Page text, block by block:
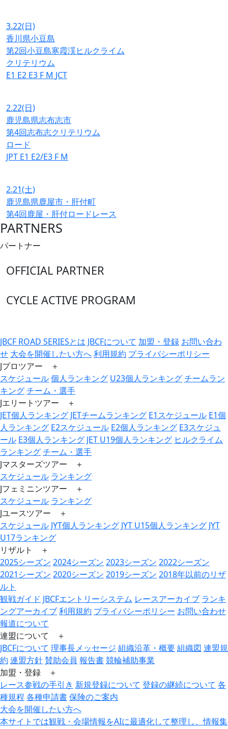
3.22(日)
香川県小豆島
第2回小豆島寒霞渓ヒルクライム
クリテリウム
E1 E2 E3 F M JCT
2.22(日)
鹿児島県志布志市
第4回志布志クリテリウム
ロード
JPT E1 E2/E3 F M
2.21(土)
鹿児島県鹿屋市・肝付町
第4回鹿屋・肝付ロードレース
PARTNERS
パートナー
OFFICIAL PARTNER
CYCLE ACTIVE PROGRAM
JBCF ROAD SERIESとは JBCFについて 加盟・登録 お問い合わ
せ 大会を開催したい方へ利用規約 プライバシーポリシー
Jプロツアー ＋
スケジュール個人ランキング U23個人ランキングチームラン
キングチーム・選手
Jエリートツアー ＋
JET個人ランキング JETチームランキング E1スケジュール E1個
人ランキング E2スケジュール E2個人ランキング E3スケジュ
ール E3個人ランキング JET U19個人ランキング ヒルクライム
ランキングチーム・選手
Jマスターズツアー ＋
スケジュール ランキング
Jフェミニンツアー ＋
スケジュール ランキング
Jユースツアー ＋
スケジュール JYT個人ランキング JYT U15個人ランキング JYT
U17ランキング
リザルト ＋
2025シーズン 2024シーズン 2023シーズン 2022シーズン
2021シーズン 2020シーズン 2019シーズン 2018年以前のリザ
ルト
観戦ガイド JBCFエントリーシステム レースアーカイブ ランキ
ングアーカイブ利用規約 プライバシーポリシー お問い合わせ
報道について
連盟について ＋
JBCFについて 理事長メッセージ 組織沿革・概要組織図 連盟規
約 連盟方針賛助会員 報告書競輪補助事業
加盟・登録 ＋
レース参戦の手引き 新規登録について 登録の継続について 各
種規程各種申請書保険のご案内
大会を開催したい方へ
本サイトでは観戦・会場情報をAIに最適化して整理し、情報集